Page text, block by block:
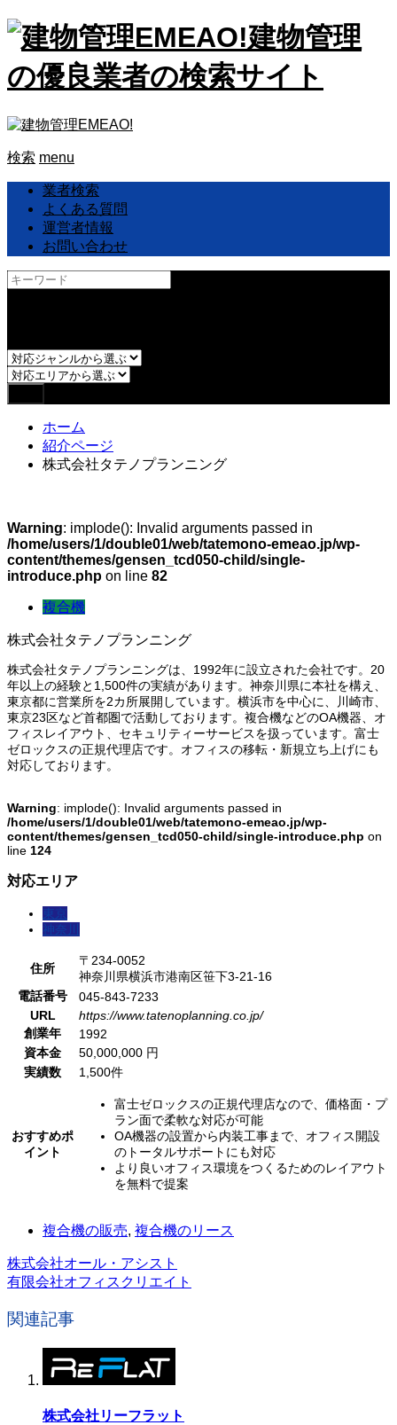
建物管理
の優良業者の検索サイト
検索 menu
業者検索
よくある質問
運営者情報
お問い合わせ
ホーム
紹介ページ
株式会社タテノプランニング
Warning: implode(): Invalid arguments passed in
/home/users/1/double01/web/tatemono-emeao.jp/wp-
content/themes/gensen_tcd050-child/single-
introduce.php on line 82
複合機
株式会社タテノプランニング
株式会社タテノプランニングは、1992年に設立された会社です。20
年以上の経験と1,500件の実績があります。神奈川県に本社を構え、
東京都に営業所を2カ所展開しています。横浜市を中心に、川崎市、
東京23区など首都圏で活動しております。複合機などのOA機器、オ
フィスレイアウト、セキュリティーサービスを扱っています。富士
ゼロックスの正規代理店です。オフィスの移転・新規立ち上げにも
対応しております。
Warning: implode(): Invalid arguments passed in
/home/users/1/double01/web/tatemono-emeao.jp/wp-
content/themes/gensen_tcd050-child/single-introduce.php on
line 124
対応エリア
東京
神奈川
住所
〒234-0052
神奈川県横浜市港南区笹下3-21-16
電話番号
045-843-7233
URL
https://www.tatenoplanning.co.jp/
創業年
1992
資本金
50,000,000 円
実績数
1,500件
おすすめポ
イント
富士ゼロックスの正規代理店なので、価格面・プ
ラン面で柔軟な対応が可能
OA機器の設置から内装工事まで、オフィス開設
のトータルサポートにも対応
より良いオフィス環境をつくるためのレイアウト
を無料で提案
複合機の販売, 複合機のリース
株式会社オール・アシスト
有限会社オフィスクリエイト
関連記事
株式会社リーフラット